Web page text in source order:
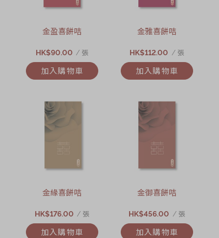
金盈喜餅咭
HK$90.00 / 張
加入購物車
金雅喜餅咭
HK$112.00 / 張
加入購物車
金緣喜餅咭
HK$176.00 / 張
加入購物車
金御喜餅咭
HK$456.00 / 張
加入購物車